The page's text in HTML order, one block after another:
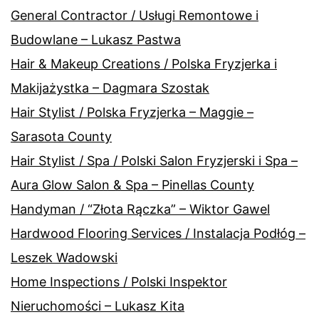
General Contractor / Usługi Remontowe i
Budowlane – Lukasz Pastwa
Hair & Makeup Creations / Polska Fryzjerka i
Makijażystka – Dagmara Szostak
Hair Stylist / Polska Fryzjerka – Maggie –
Sarasota County
Hair Stylist / Spa / Polski Salon Fryzjerski i Spa –
Aura Glow Salon & Spa – Pinellas County
Handyman / “Złota Rączka” – Wiktor Gawel
Hardwood Flooring Services / Instalacja Podłóg –
Leszek Wadowski
Home Inspections / Polski Inspektor
Nieruchomości – Lukasz Kita